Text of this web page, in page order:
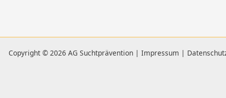
Copyright © 2026 AG Suchtprävention | Impressum |